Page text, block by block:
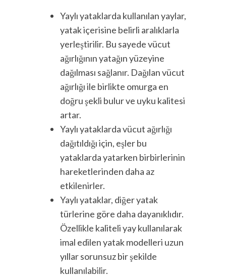
Yaylı yataklarda kullanılan yaylar,
yatak içerisine belirli aralıklarla
yerleştirilir. Bu sayede vücut
ağırlığının yatağın yüzeyine
dağılması sağlanır. Dağılan vücut
ağırlığı ile birlikte omurga en
doğru şekli bulur ve uyku kalitesi
artar.
Yaylı yataklarda vücut ağırlığı
dağıtıldığı için, eşler bu
yataklarda yatarken birbirlerinin
hareketlerinden daha az
etkilenirler.
Yaylı yataklar, diğer yatak
türlerine göre daha dayanıklıdır.
Özellikle kaliteli yay kullanılarak
imal edilen yatak modelleri uzun
yıllar sorunsuz bir şekilde
kullanılabilir.